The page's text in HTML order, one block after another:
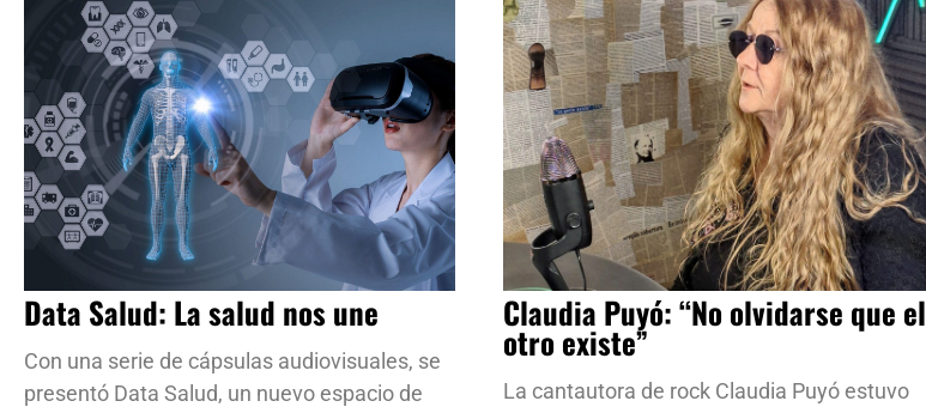
Data Salud: La salud nos une
Con una serie de cápsulas audiovisuales, se
presentó Data Salud, un nuevo espacio de
Claudia Puyó: “No olvidarse que el
otro existe”
La cantautora de rock Claudia Puyó estuvo